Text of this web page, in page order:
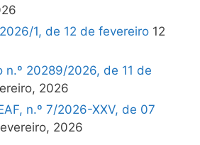
1, de 12 de fevereiro 12
n.º 20289/2026, de 11 de
2026
n.º 7/2026-XXV, de 07
2026